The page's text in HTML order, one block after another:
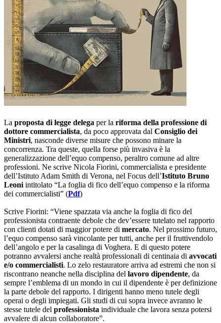
La proposta di legge delega per la riforma della professione di
dottore commercialista, da poco approvata dal Consiglio dei
Ministri, nasconde diverse misure che possono minare la
concorrenza. Tra queste, quella forse più invasiva è la
generalizzazione dell’equo compenso, peraltro comune ad altre
professioni. Ne scrive Nicola Fiorini, commercialista e presidente
dell’Istituto Adam Smith di Verona, nel Focus dell’Istituto Bruno
Leoni intitolato “La foglia di fico dell’equo compenso e la riforma
dei commercialisti” (Pdf)
Scrive Fiorini: “Viene spazzata via anche la foglia di fico del
professionista contraente debole che dev’essere tutelato nel rapporto
con clienti dotati di maggior potere di mercato. Nel prossimo futuro,
l’equo compenso sarà vincolante per tutti, anche per il fruttivendolo
dell’angolo e per la casalinga di Voghera. E di questo potere
potranno avvalersi anche realtà professionali di centinaia di avvocati
e/o commercialisti. Lo zelo restauratore arriva ad estremi che non si
riscontrano neanche nella disciplina del lavoro dipendente, da
sempre l’emblema di un mondo in cui il dipendente è per definizione
la parte debole del rapporto. I dirigenti hanno meno tutele degli
operai o degli impiegati. Gli studi di cui sopra invece avranno le
stesse tutele del professionista individuale che lavora senza potersi
avvalere di alcun collaboratore”.